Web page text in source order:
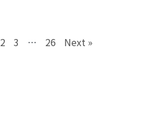
2 3 … 26 Next »